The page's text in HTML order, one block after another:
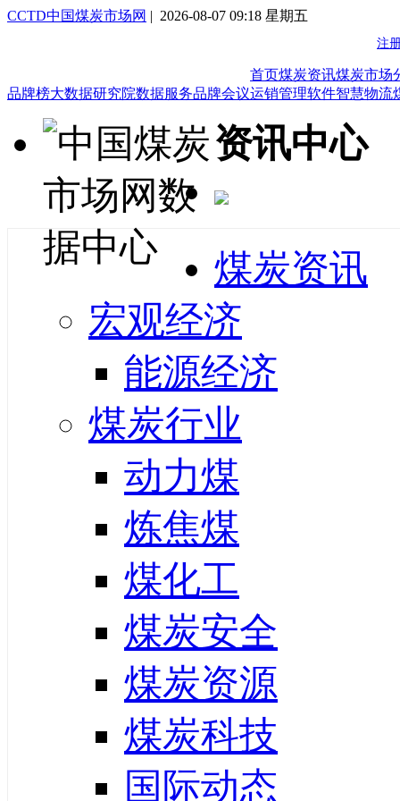
CCTD中国煤炭市场网 | 2026-08-07 09:18 星期五
首页煤炭资讯煤炭市场
品牌榜大数据研究院数据服务品牌会议运销管理软件智慧物流
资讯中心
煤炭资讯
宏观经济
能源经济
煤炭行业
动力煤
炼焦煤
煤化工
煤炭安全
煤炭资源
煤炭科技
国际动态